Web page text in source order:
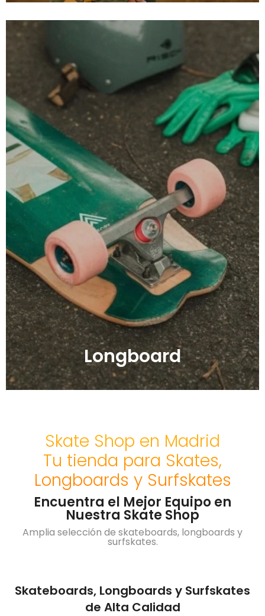
Longboard
Skate Shop en Madrid
Tu tienda para Skates,
Longboards y Surfskates
Encuentra el Mejor Equipo en
Nuestra Skate Shop
Amplia selección de skateboards, longboards y
surfskates.
Skateboards, Longboards y Surfskates
de Alta Calidad